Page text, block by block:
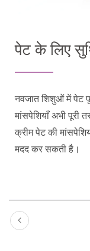
पेट के लिए
नवजात शिशुओं में पेट
मांसपेशियाँ अभी पूरी
क्रीम पेट की
मदद कर सकती है।